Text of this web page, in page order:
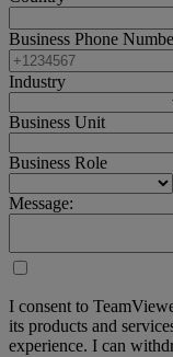
Business Phone
Industry
Business Unit
Business Role
Message:
I consent to
its products and
experience. I can